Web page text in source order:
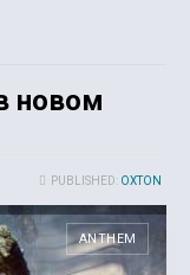
новом
PUBLISHED: OXTON
ANTHEM